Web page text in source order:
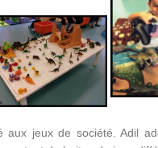
aux jeux de société. Adil